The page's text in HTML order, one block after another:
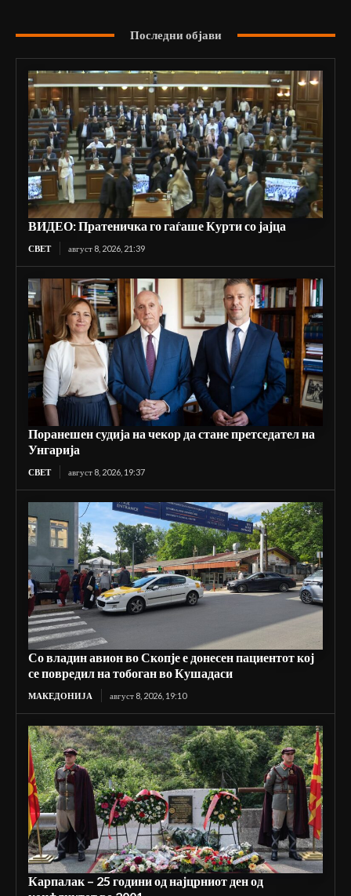
Последни објави
ВИДЕО: Пратеничка го гаѓаше Курти со јајца
СВЕТ август 8, 2026, 21:39
Поранешен судија на чекор да стане претседател на
Унгарија
СВЕТ август 8, 2026, 19:37
Со владин авион во Скопје е донесен пациентот кој
се повредил на тобоган во Кушадаси
МАКЕДОНИЈА август 8, 2026, 19:10
Карпалак – 25 години од најцрниот ден од